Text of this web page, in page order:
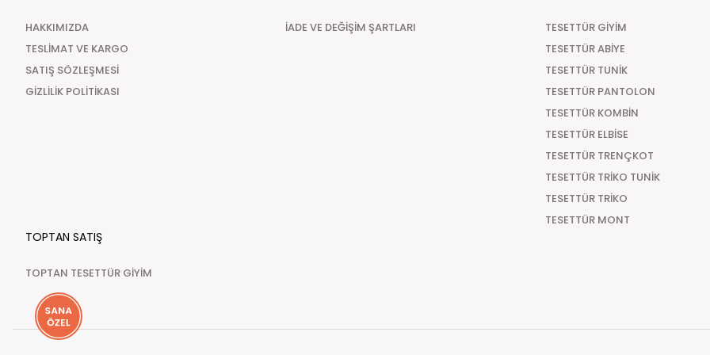
Türkiye'nin her yerine hızlı kargo seçeneğiyle
seçeneği ile sipariş verilecek olunursa kapıda
Türkiye'nin her yerine Kapıda Ödemeli sipariş
aracılık etmesi sebebiyle +29.99 TL Kapıda
Teslimat Süresi
Tüm Siparişleriniz PTT KARGO Güvencesi ile 2-5
süre 7 güne kadar uzayabilmektedir
HAKKIMIZDA
TESLİMAT VE KARGO
SATIŞ SÖZLEŞMESİ
GİZLİLİK POLİTİKASI
İADE VE DEĞİŞİM ŞARTLARI
TESETTÜR GİYİM
TESETTÜR ABİYE
TESETTÜR TUNİK
TESETTÜR PANTOLON
TESETTÜR KOMBİN
TESETTÜR ELBİSE
TESETTÜR TRENÇKOT
TESETTÜR TRİKO TUNİK
TESETTÜR TRİKO
TESETTÜR MONT
TOPTAN SATIŞ
TOPTAN TESETTÜR GİYİM